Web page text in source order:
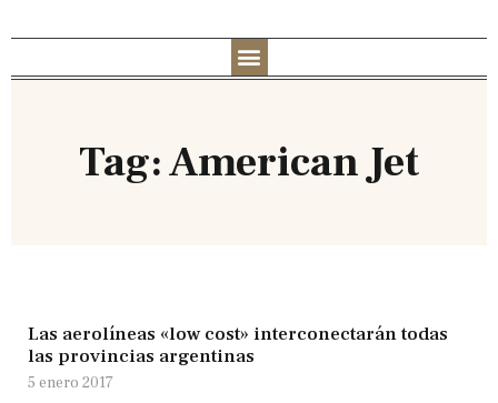
Tag: American Jet
Las aerolíneas «low cost» interconectarán todas
las provincias argentinas
5 enero 2017